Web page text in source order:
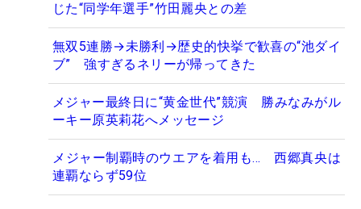
じた“同学年選手”竹田麗央との差
無双5連勝→未勝利→歴史的快挙で歓喜の“池ダイ
ブ” 強すぎるネリーが帰ってきた
メジャー最終日に“黄金世代”競演 勝みなみがル
ーキー原英莉花へメッセージ
メジャー制覇時のウエアを着用も… 西郷真央は
連覇ならず59位